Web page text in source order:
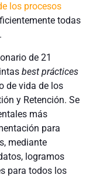
los procesos
todas
de 21
best práctices
de vida de los
y Retención. Se
más
para
mediante
logramos
para todos los